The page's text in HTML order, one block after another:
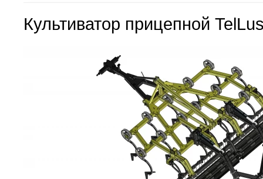
Культиватор прицепной